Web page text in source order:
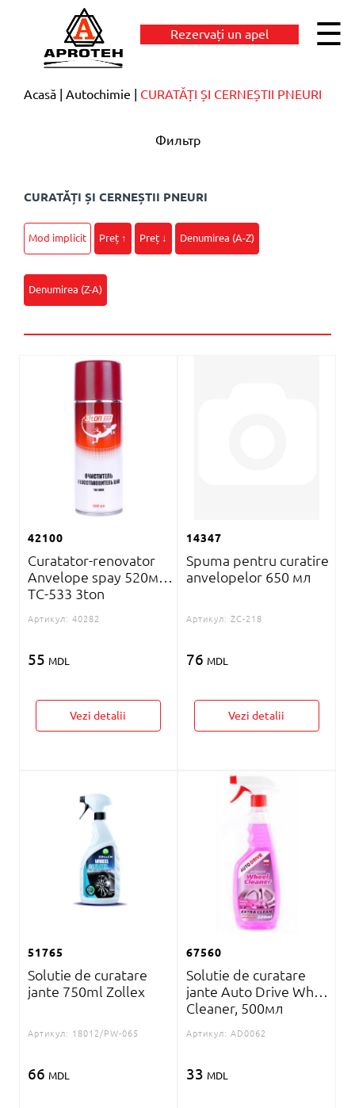
Rezervați un apel ☰
Acasă Autochimie CURATĂȚI ȘI CERNEȘTII PNEURI
Фильтр
CURATĂȚI ȘI CERNEȘTII PNEURI
Mod implicit Preț ↑ Preț ↓ Denumirea (A-Z)
Denumirea (Z-A)
42100
Curatator-renovator
Anvelope spay 520мл
TC-533 3ton
Артикул: 40282
55 MDL
Vezi detalii
14347
Spuma pentru curatire
anvelopelor 650 мл
Артикул: ZC-218
76 MDL
Vezi detalii
51765
Solutie de curatare
jante 750ml Zollex
Артикул: 18012/PW-065
66 MDL
67560
Solutie de curatare
jante Auto Drive Wheel
Cleaner, 500мл
Артикул: AD0062
33 MDL